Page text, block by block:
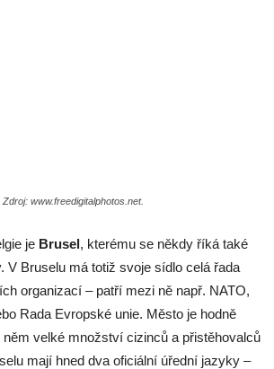
Zdroj: www.freedigitalphotos.net.
je Brusel, kterému se někdy říká také
V Bruselu má totiž svoje sídlo celá řada
organizací – patří mezi ně např. NATO,
Rada Evropské unie. Město je hodně
velké množství cizinců a přistěhovalců
mají hned dva oficiální úřední jazyky –